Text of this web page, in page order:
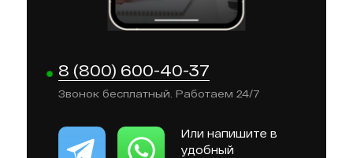
8 (800) 600-40-37
Звонок бесплатный. Работаем 24/7
Или напишите в
удобный